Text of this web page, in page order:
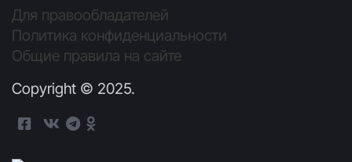
Для правообладателей
Политика конфиденциальности
Общие правила на сайте
Copyright © 2025.